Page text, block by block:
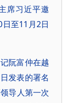
席习近平邀
至11月2日
阮富仲在越
发表的署名
导人第一次